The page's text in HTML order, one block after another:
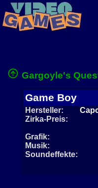
Gargoyle's
Game Boy
Hersteller:
Zirka-Preis:
Grafik:
Musik:
Soundeffekte: